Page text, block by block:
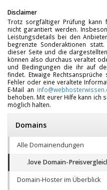
Disclaimer
Trotz sorgfältiger Prüfung kann
nicht garantiert werden.
Leistungsdetails bei den
begrenzte Sonderaktionen
dieser Seite und die
können also durchaus veraltet
und Bedingungen die ihr auf
findet. Etwaige
Fehler oder eine veraltete
E-Mail an
behoben. Mit eurer Hilfe kann ich
möglich halten.
Domains
Alle Domainendungen
.love Domain-
Domain-Hoster im Überblick